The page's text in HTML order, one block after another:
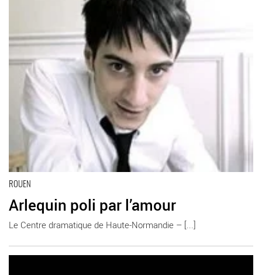
ROUEN
Arlequin poli par l’amour
Le Centre dramatique de Haute-Normandie – [...]